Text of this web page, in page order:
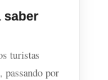
saber
turistas
por